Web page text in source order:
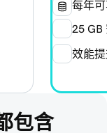
每年
25 GB
效能
包含